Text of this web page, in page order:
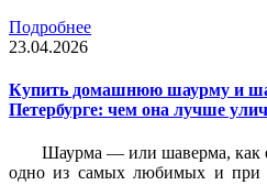
Подробнее
23.04.2026
Купить домашнюю шаурму и
Петербурге: чем она лучше
Шаурма — или шаверма, как
одно из самых любимых и при